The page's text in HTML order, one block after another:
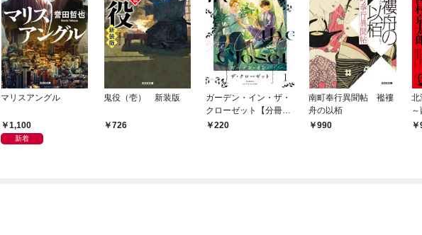
マリスアングル
1,100
新着
鬼役（壱） 新装版
726
ガーデン・イン・ザ・
クローゼット【分冊
版】1
220
南町奉行異聞帖 襤褸
舟の以栢
990
北